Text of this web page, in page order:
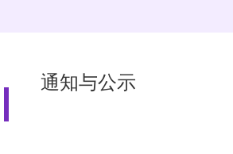
通知与公示